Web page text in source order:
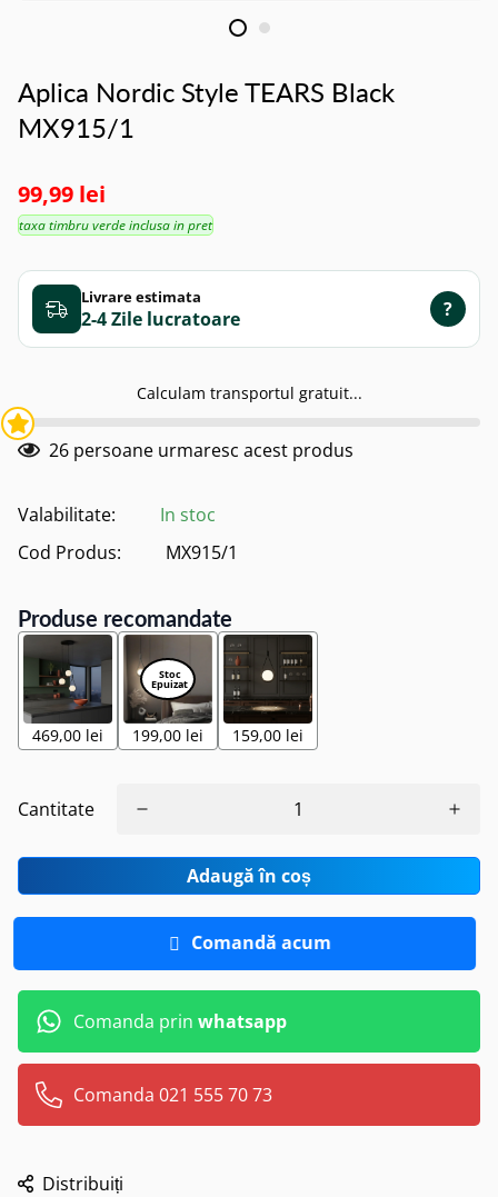
Aplica Nordic Style TEARS Black
MX915/1
99,99 lei
taxa timbru verde inclusa in pret
Livrare estimata
2-4 Zile ?
Calculam transportul gratuit...
26 persoane urmaresc acest produs
Valabilitate:
In stoc
Cod Produs:
MX915/1
Produse recomandate
469,00 lei 199,00 lei 159,00 lei
Cantitate
Adaugă în coș
Comandă acum
Comanda prin whatsapp
Comanda 021 555 70 73
Distribuiți